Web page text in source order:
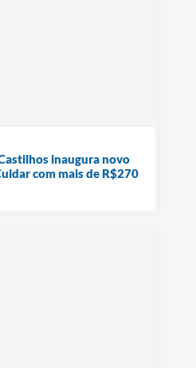
inaugura novo
com mais de R$270